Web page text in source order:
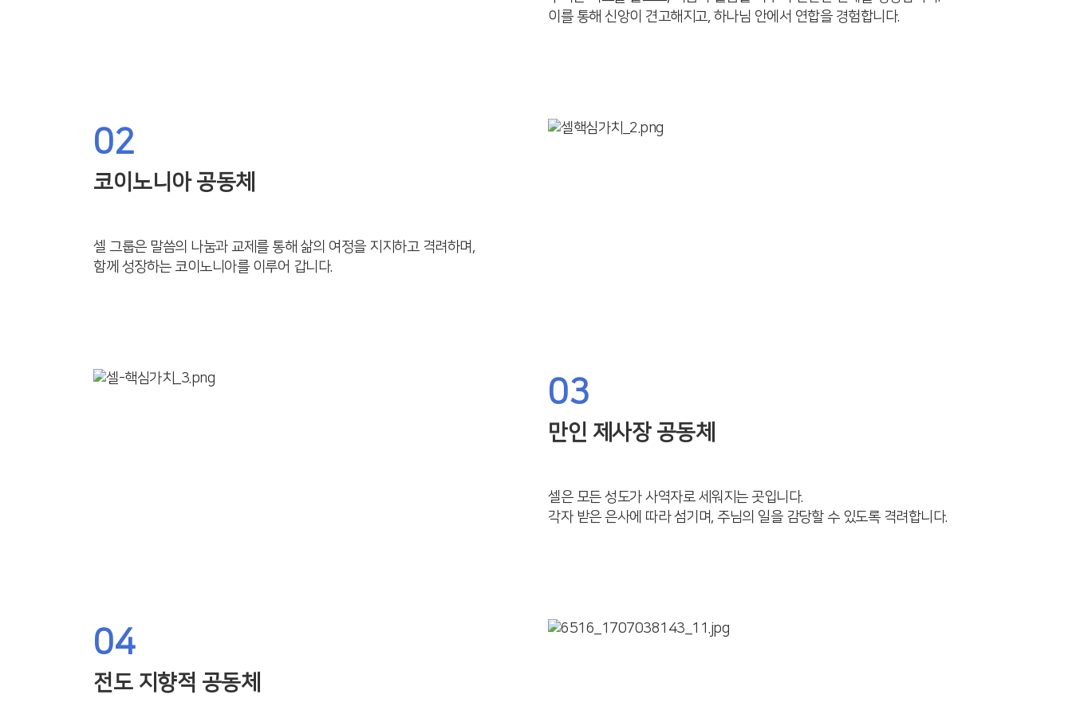
이를 통해 신앙이 견고해지고, 하나님 안에서 연합을 경험합니다.
02
코이노니아 공동체
셀 그룹은 말씀의 나눔과 교제를 통해 삶의 여정을 지지하고 격려하며,
함께 성장하는 코이노니아를 이루어 갑니다.
03
만인 제사장 공동체
셀은 모든 성도가 사역자로 세워지는 곳입니다.
각자 받은 은사에 따라 섬기며, 주님의 일을 감당할 수 있도록 격려합니다.
04
전도 지향적 공동체